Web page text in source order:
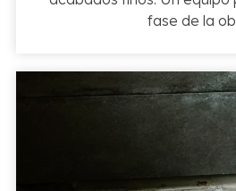
fase de la